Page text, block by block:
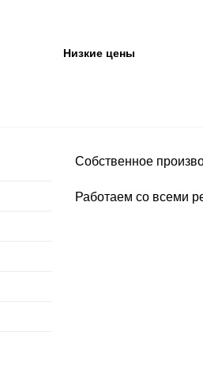
Низкие цены
Собственное
Работаем со всеми